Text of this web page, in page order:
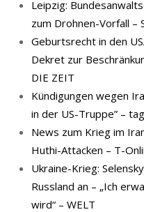
Leipzig:
zum Drohnen-Vorfall –
Geburtsrecht in den
Dekret zur
DIE ZEIT
Kündigungen wegen
in der US-Truppe” –
News zum Krieg im
Huthi-Attacken – T-
Ukraine-Krieg:
Russland an – „Ich
wird“ – WELT